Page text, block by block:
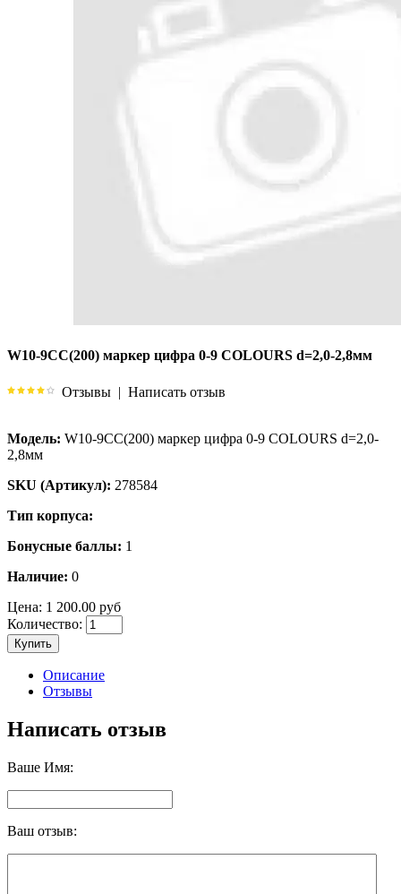
W10-9CC(200) маркер цифра 0-9 COLOURS d=2,0-2,8мм
Отзывы | Написать отзыв
Модель: W10-9CC(200) маркер цифра 0-9 COLOURS d=2,0-
2,8мм
SKU (Артикул): 278584
Тип корпуса:
Бонусные баллы: 1
Наличие: 0
Цена: 1 200.00 руб
Количество:
Купить
Описание
Отзывы
Написать отзыв
Ваше Имя:
Ваш отзыв: